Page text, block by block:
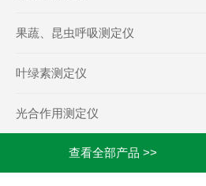
果蔬、昆虫呼吸测定仪
叶绿素测定仪
光合作用测定仪
查看全部产品 >>